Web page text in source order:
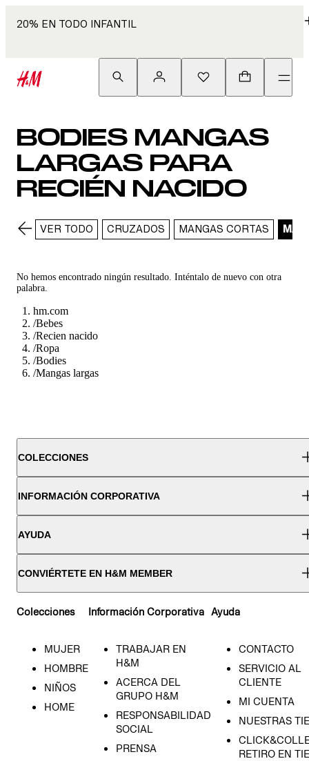
20% EN TODO INFANTIL
BODIES MANGAS
LARGAS PARA
RECIÉN NACIDO
VER TODO CRUZADOS MANGAS CORTAS
No hemos encontrado ningún resultado. Inténtalo de nuevo con otra
palabra.
hm.com
/Bebes
/Recien nacido
/Ropa
/Bodies
/Mangas largas
COLECCIONES
INFORMACIÓN CORPORATIVA
AYUDA
CONVIÉRTETE EN H&M MEMBER
Colecciones
MUJER
HOMBRE
NIÑOS
HOME
Información Corporativa
TRABAJAR EN
H&M
ACERCA DEL
GRUPO H&M
RESPONSABILIDAD
SOCIAL
PRENSA
Ayuda
CONTACTO
SERVICIO AL
CLIENTE
MI CUENTA
NUESTRAS
RETIRO EN